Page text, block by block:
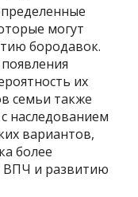
могут
бородавок.
их
семьи также
наследованием
вариантов,
более
ВПЧ и развитию